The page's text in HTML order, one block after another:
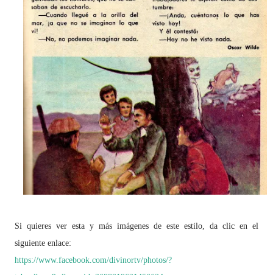
Si quieres ver esta y más imágenes de este estilo, da clic en el
siguiente enlace:
https://www.facebook.com/divinortv/photos/?